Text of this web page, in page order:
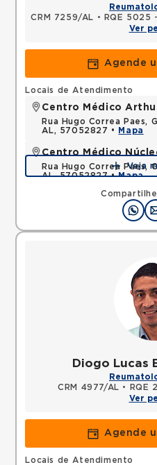
CRM 7259/AL • RQE 5025
Ver
Agende
Locais de Atendimento
Centro Médico
Rua Hugo Correa Paes,
AL, 57052827 •
Mapa
Centro Médico
Rua Hugo Correa Paes,
AL, 57052827 •Mapa
Veja
Diogo Lucas
CRM 4977/AL •
RQE
Ver
Agende
Locais de Atendimento